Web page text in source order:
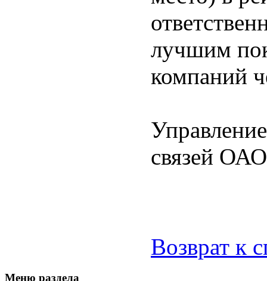
лучшим
компаний
связей
Возврат к
Меню раздела